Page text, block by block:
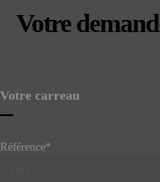
Votre
Votre carreau
Référence*